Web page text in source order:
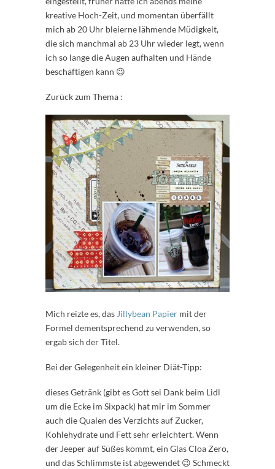
kreative Hoch-Zeit, und momentan überfällt
mich ab 20 Uhr bleierne lähmende Müdigkeit,
die sich manchmal ab 23 Uhr wieder legt, wenn
ich so lange die Augen aufhalten und Hände
beschäftigen kann 😉
Zurück zum Thema :
Mich reizte es, das Jillybean Papier mit der
Formel dementsprechend zu verwenden, so
ergab sich der Titel.
Bei der Gelegenheit ein kleiner Diät-Tipp:
dieses Getränk (gibt es Gott sei Dank beim Lidl
um die Ecke im Sixpack) hat mir im Sommer
auch die Qualen des Verzichts auf Zucker,
Kohlehydrate und Fett sehr erleichtert. Wenn
der Jeeper auf Süßes kommt, ein Glas Cloa Zero,
und das Schlimmste ist abgewendet 😉 Schmeckt